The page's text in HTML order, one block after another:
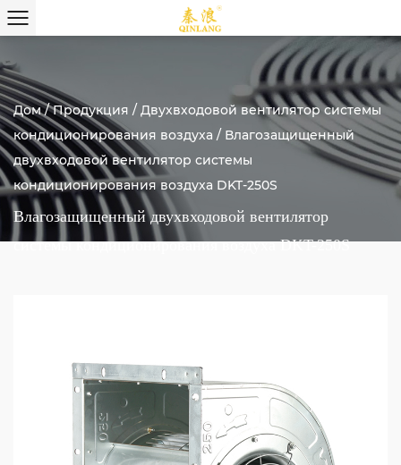
Дом/Продукция / Двухвходовой вентилятор системы
кондиционирования воздуха / Влагозащищенный
двухвходовой вентилятор системы
кондиционирования воздуха DKT-250S
Влагозащищенный двухвходовой вентилятор
системы кондиционирования воздуха DKT-250S